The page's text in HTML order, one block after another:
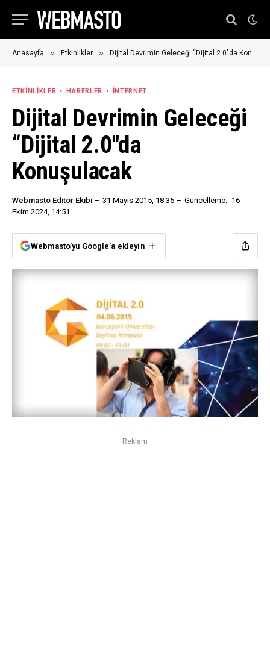
Anasayfa » Etkinlikler » Dijital Devrimin Geleceği “Dijital 2.0″da Konuşulacak
ETKINLIKLER HABERLER İNTERNET
Dijital Devrimin Geleceği
“Dijital 2.0″da
Konuşulacak
Webmasto Editör Ekibi 31 Mayıs 2015, 18:35 Güncelleme: 16
Ekim 2024, 14:51
Webmasto'yu Google'a ekleyin
Reklam